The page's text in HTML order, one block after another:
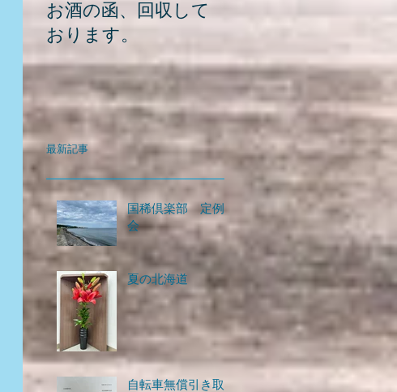
お酒の函、回収して
おります。
最新記事
国稀倶楽部 定例
会
夏の北海道
自転車無償引き取